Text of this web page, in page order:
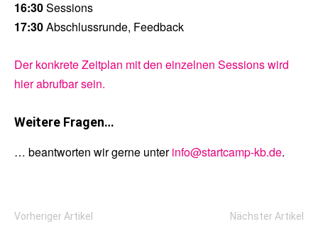
16:30Sessions
17:30Abschlussrunde, Feedback
Der konkrete Zeitplan mit den einzelnen Sessions wird
hier abrufbar sein.
Weitere Fragen…
… beantworten wir gerne unterinfo@startcamp-kb.de.
Vorheriger Artikel Nächster Artikel